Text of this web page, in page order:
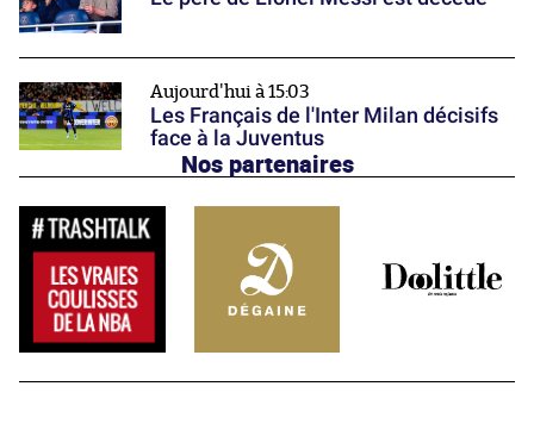
Aujourd'hui à 15:03
Les Français de l'Inter Milan décisifs
face à la Juventus
Nos partenaires